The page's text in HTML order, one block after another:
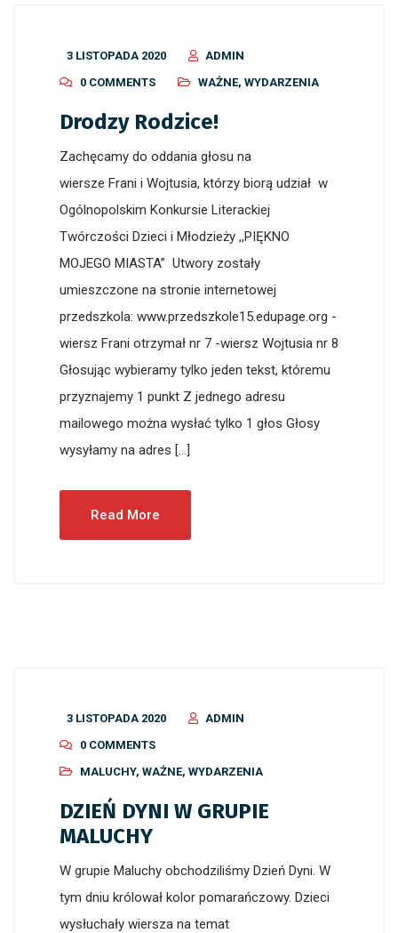
3 LISTOPADA 2020
ADMIN
0 COMMENTS
WAŻNE, WYDARZENIA
Drodzy Rodzice!
Zachęcamy do oddania głosu na
wiersze Frani i Wojtusia, którzy biorą udział w
Ogólnopolskim Konkursie Literackiej
Twórczości Dzieci i Młodzieży ,,PIĘKNO
MOJEGO MIASTA” Utwory zostały
umieszczone na stronie internetowej
przedszkola: www.przedszkole15.edupage.org -
wiersz Frani otrzymał nr 7 -wiersz Wojtusia nr 8
Głosując wybieramy tylko jeden tekst, któremu
przyznajemy 1 punkt Z jednego adresu
mailowego można wysłać tylko 1 głos Głosy
wysyłamy na adres […]
Read More
3 LISTOPADA 2020
ADMIN
0 COMMENTS
MALUCHY, WAŻNE, WYDARZENIA
DZIEŃ DYNI W GRUPIE
MALUCHY
W grupie Maluchy obchodziliśmy Dzień Dyni. W
tym dniu królował kolor pomarańczowy. Dzieci
wysłuchały wiersza na temat